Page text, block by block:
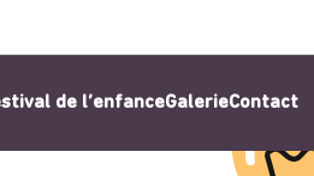
de l’enfanceGalerieContact